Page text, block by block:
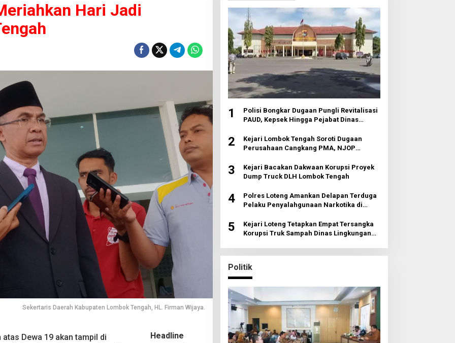
Hari Jadi
Sekertaris Daerah Kabupaten Lombok Tengah, HL. Firman Wijaya.
atas Dewa 19 akan tampil di
Headline
1
Polisi Bongkar Dugaan Pungli Revitalisasi
PAUD, Kepsek Hingga Pejabat Dinas
2
Kejari Lombok Tengah Soroti Dugaan
Perusahaan Cangkang PMA, NJOP
Wisata
3
Kejari Bacakan Dakwaan Korupsi Proyek
Dump Truck DLH Lombok Tengah
4
Polres Loteng Amankan Delapan Terduga
Pelaku Penyalahgunaan Narkotika di
5
Kejari Loteng Tetapkan Empat Tersangka
Korupsi Truk Sampah Dinas Lingkungan
Politik